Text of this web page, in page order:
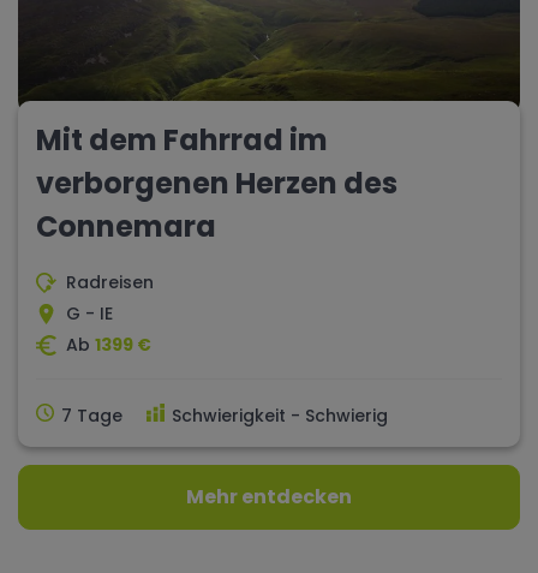
Mit dem Fahrrad im
verborgenen Herzen des
Connemara
Radreisen
G - IE
Ab 1399 €
7 Tage Schwierigkeit - Schwierig
Mehr entdecken